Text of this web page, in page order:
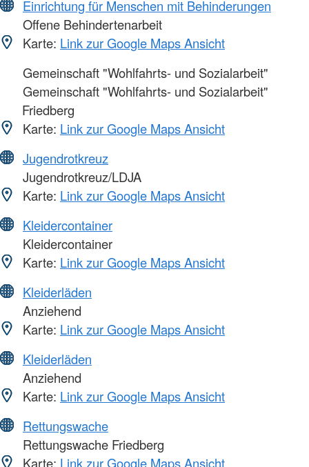
Einrichtung für Menschen mit Behinderungen
Offene Behindertenarbeit
Karte: Link zur Google Maps Ansicht
Gemeinschaft "Wohlfahrts- und Sozialarbeit"
Gemeinschaft "Wohlfahrts- und Sozialarbeit"
Friedberg
Karte: Link zur Google Maps Ansicht
Jugendrotkreuz
Jugendrotkreuz/LDJA
Karte: Link zur Google Maps Ansicht
Kleidercontainer
Kleidercontainer
Karte: Link zur Google Maps Ansicht
Kleiderläden
Anziehend
Karte: Link zur Google Maps Ansicht
Kleiderläden
Anziehend
Karte: Link zur Google Maps Ansicht
Rettungswache
Rettungswache Friedberg
Karte: Link zur Google Maps Ansicht